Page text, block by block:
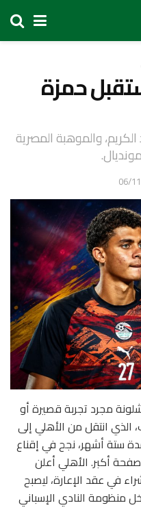
حمزة
والموهبة المصرية
06/
مجرد تجربة قصيرة أو
الذي انتقل من الأهلي إلى
ستة أشهر، نجح في إقناع
أكبر. الأهلي أعلن
في عقد الإعارة، ليصبح
منظومة النادي الإسباني